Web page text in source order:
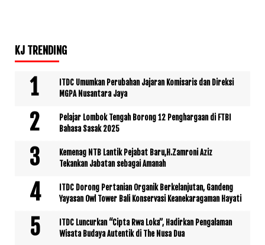
KJ TRENDING
ITDC Umumkan Perubahan Jajaran Komisaris dan Direksi
MGPA Nusantara Jaya
Pelajar Lombok Tengah Borong 12 Penghargaan di FTBI
Bahasa Sasak 2025
Kemenag NTB Lantik Pejabat Baru,H.Zamroni Aziz
Tekankan Jabatan sebagai Amanah
ITDC Dorong Pertanian Organik Berkelanjutan, Gandeng
Yayasan Owl Tower Bali Konservasi Keanekaragaman Hayati
ITDC Luncurkan “Cipta Rwa Loka”, Hadirkan Pengalaman
Wisata Budaya Autentik di The Nusa Dua